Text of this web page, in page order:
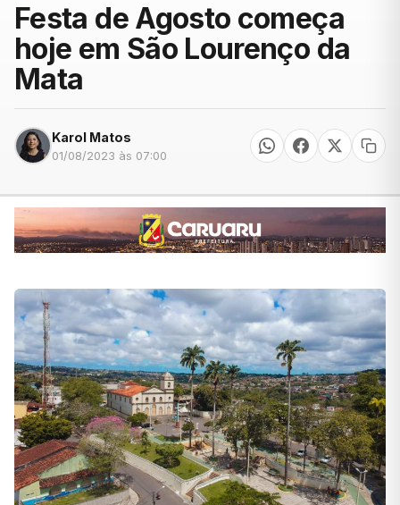
Festa de Agosto começa
hoje em São Lourenço da
Mata
Karol Matos
01/08/2023 às 07:00